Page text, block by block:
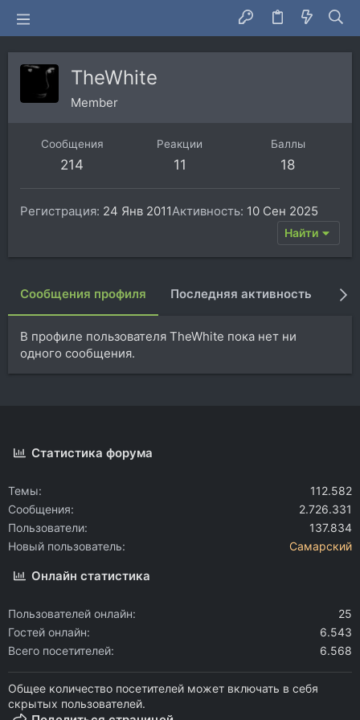
TheWhite
Member
Сообщения
214
Реакции
11
Баллы
18
Регистрация 24 Янв 2011Активность 10 Сен 2025
Найти
Сообщения профиля Последняя активность
В профиле пользователя TheWhite пока нет ни
одного сообщения.
Статистика форума
Темы
112.582
Сообщения
2.726.331
Пользователи
137.834
Новый пользователь
Самарский
Онлайн статистика
Пользователей онлайн
25
Гостей онлайн
6.543
Всего посетителей
6.568
Общее количество посетителей может включать в себя
скрытых пользователей.